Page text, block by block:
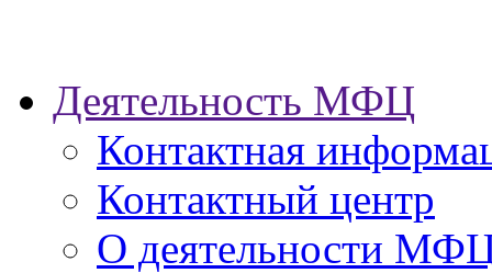
Деятельность МФЦ
Контактная
Контактный центр
О деятельности